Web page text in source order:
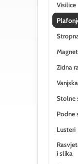
Visilice
Zidna
Stolne
Podne
Lusteri
i slika